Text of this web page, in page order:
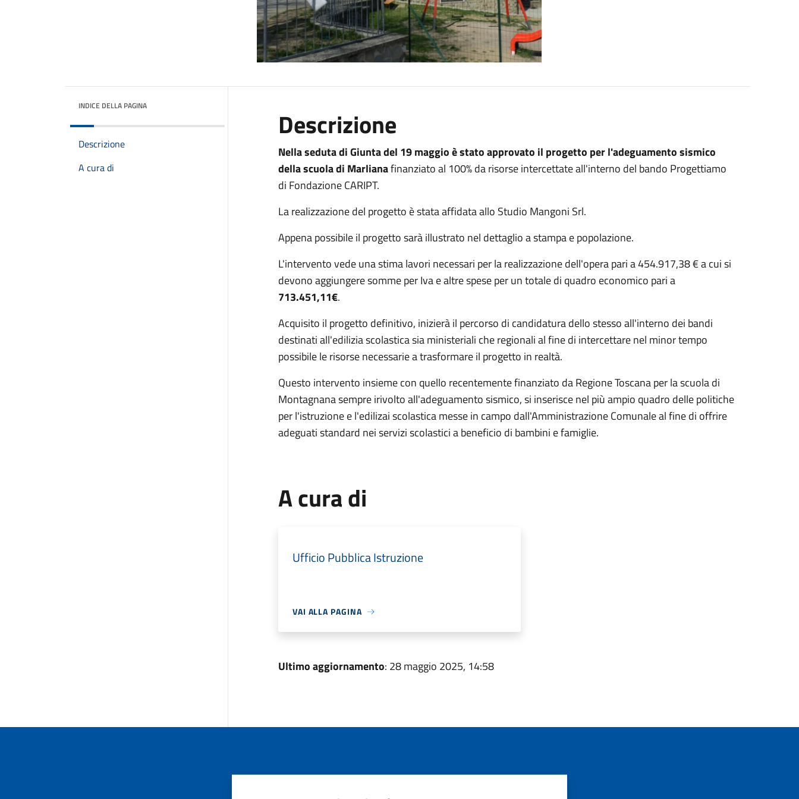
INDICE DELLA PAGINA
Descrizione
A cura di
Descrizione
Nella seduta di Giunta del 19 maggio è stato approvato il progetto per l'adeguamento sismico
della scuola di Marlianafinanziato al 100% da risorse intercettate all'interno del bando Progettiamo
di Fondazione CARIPT.
La realizzazione del progetto è stata affidata allo Studio Mangoni Srl.
Appena possibile il progetto sarà illustrato nel dettaglio a stampa e popolazione.
L'intervento vede una stima lavori necessari per la realizzazione dell'opera pari a 454.917,38 € a cui si
devono aggiungere somme per Iva e altre spese per un totale di quadro economico pari a
713.451,11€.
Acquisito il progetto definitivo, inizierà il percorso di candidatura dello stesso all'interno dei bandi
destinati all'edilizia scolastica sia ministeriali che regionali al fine di intercettare nel minor tempo
possibile le risorse necessarie a trasformare il progetto in realtà.
Questo intervento insieme con quello recentemente finanziato da Regione Toscana per la scuola di
Montagnana sempre irivolto all'adeguamento sismico, si inserisce nel più ampio quadro delle politiche
per l'istruzione e l'edilizai scolastica messe in campo dall'Amministrazione Comunale al fine di offrire
adeguati standard nei servizi scolastici a beneficio di bambini e famiglie.
A cura di
Ufficio Pubblica Istruzione
VAI ALLA PAGINA
Ultimo aggiornamento: 28 maggio 2025, 14:58